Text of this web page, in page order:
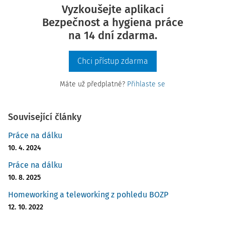
Vyzkoušejte aplikaci
Bezpečnost a hygiena práce
na 14 dní zdarma.
Chci přístup zdarma
Máte už předplatné? Přihlaste se
Související články
Práce na dálku
10. 4. 2024
Práce na dálku
10. 8. 2025
Homeworking a teleworking z pohledu BOZP
12. 10. 2022